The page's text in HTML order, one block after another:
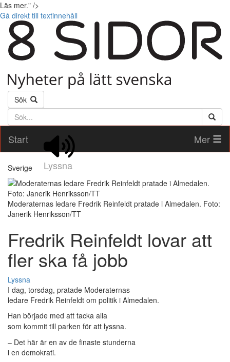
Läs mer." />
Gå direkt till textinnehåll
Sök
Söktext
Start
Lyssna
Mer
Sverige
Moderaternas ledare Fredrik Reinfeldt pratade i Almedalen. Foto:
Janerik Henriksson/TT
Fredrik Reinfeldt lovar att
fler ska få jobb
Lyssna
I dag, torsdag, pratade Moderaternas
ledare Fredrik Reinfeldt om politik i Almedalen.
Han började med att tacka alla
som kommit till parken för att lyssna.
– Det här är en av de finaste stunderna
i en demokrati.